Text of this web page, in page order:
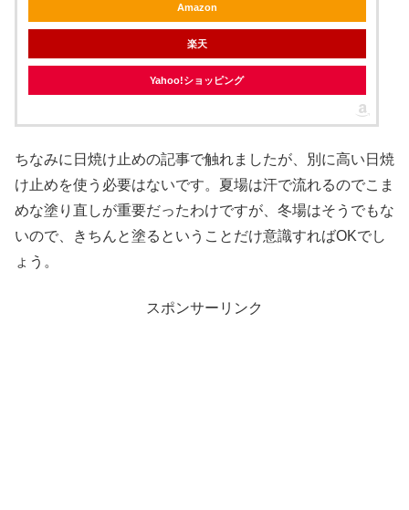
Amazon
楽天
Yahoo!ショッピング
ちなみに日焼け止めの記事で触れましたが、別に高い日焼
け止めを使う必要はないです。夏場は汗で流れるのでこま
めな塗り直しが重要だったわけですが、冬場はそうでもな
いので、きちんと塗るということだけ意識すればOKでし
ょう。
スポンサーリンク